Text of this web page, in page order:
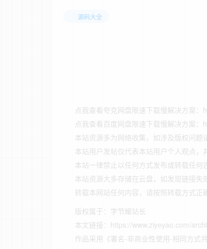
源码大全
点我查看夸克网盘限速下载慢解决方案
点我查看百度网盘限速下载慢解决方案
本站资源多为网络收集，如涉及版权问题
本站用户发帖仅代表本站用户个人观点，
本站一律禁止以任何方式发布或转载任何
本站资源大多存储在云盘，如发现链接失
转载本网站任何内容，请按照转载方式正
版权属于： 字节耀站长
本文链接： https://www.ziyeyao.com/
作品采用 《署名-非商业性使用-相同方式